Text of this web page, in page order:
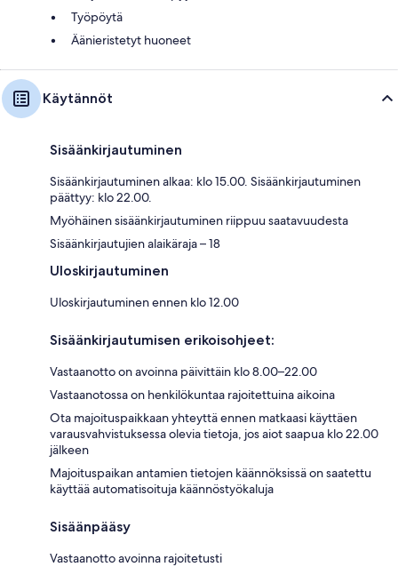
Työpöytä
Äänieristetyt huoneet
Käytännöt
Sisäänkirjautuminen
Sisäänkirjautuminen alkaa: klo 15.00. Sisäänkirjautuminen
päättyy: klo 22.00.
Myöhäinen sisäänkirjautuminen riippuu saatavuudesta
Sisäänkirjautujien alaikäraja – 18
Uloskirjautuminen
Uloskirjautuminen ennen klo 12.00
Sisäänkirjautumisen erikoisohjeet:
Vastaanotto on avoinna päivittäin klo 8.00–22.00
Vastaanotossa on henkilökuntaa rajoitettuina aikoina
Ota majoituspaikkaan yhteyttä ennen matkaasi käyttäen
varausvahvistuksessa olevia tietoja, jos aiot saapua klo 22.00
jälkeen
Majoituspaikan antamien tietojen käännöksissä on saatettu
käyttää automatisoituja käännöstyökaluja
Sisäänpääsy
Vastaanotto avoinna rajoitetusti